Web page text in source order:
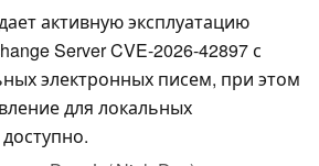
активную эксплуатацию
Server CVE-2026-42897 с
электронных писем, при этом
для локальных